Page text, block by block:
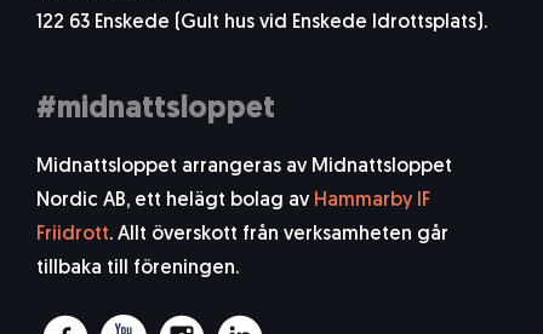
122 63 Enskede (Gult hus vid Enskede Idrottsplats).
#midnattsloppet
Midnattsloppet arrangeras av Midnattsloppet
Nordic AB, ett helägt bolag av Hammarby IF
Friidrott. Allt överskott från verksamheten går
tillbaka till föreningen.